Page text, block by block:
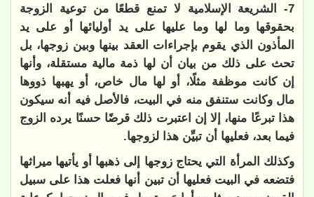
7- الشريعة الإسلامية لا تمنع قطعًا من توعية الزوجة
بحقوقها وما لها وما عليها على يد أوليائها أو على يد
المأذون الذي يقوم بإجراءات العقد بينها وبين زوجها، بل
تحث على ذلك من بيان أن لها ذمة مالية مستقلة، وأنها
إن كانت موظفة مثلًا، أو لها مال خاص، أو يهبها ذووها
مال وكانت ستنفق منه في البيت، فالأصل فيه أنه سيكون
هذا تبرعًا منها، إلا إن اعتبرت ذلك قرضًا حسنًا يرده الزوج
فيما بعد، فعليها أن تبيِّن هذا لزوجها.
وكذلك المرأة التي يحتاج زوجها إلى ذهبها أو يأتيها ميراثها
فتضعه في البيت فعليها أن تبين أنها فعلت هذا على سبيل